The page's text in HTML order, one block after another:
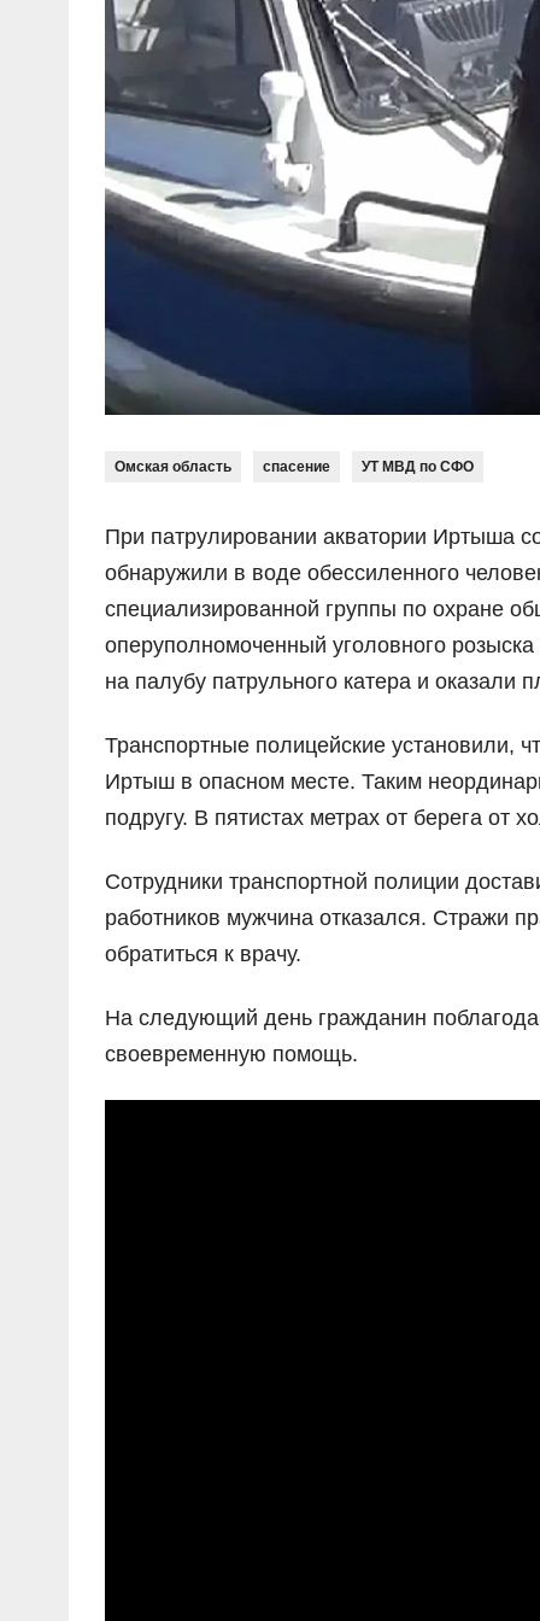
Омская область спасение УТ МВД по СФО
При патрулировании акватории Иртыша
обнаружили в воде обессиленного
специализированной группы по охране
оперуполномоченный уголовного
на палубу патрульного катера и оказали
Транспортные полицейские установили,
Иртыш в опасном месте. Таким
подругу. В пятистах метрах от берега от
Сотрудники транспортной полиции
работников мужчина отказался. Стражи
обратиться к врачу.
На следующий день гражданин
своевременную помощь.